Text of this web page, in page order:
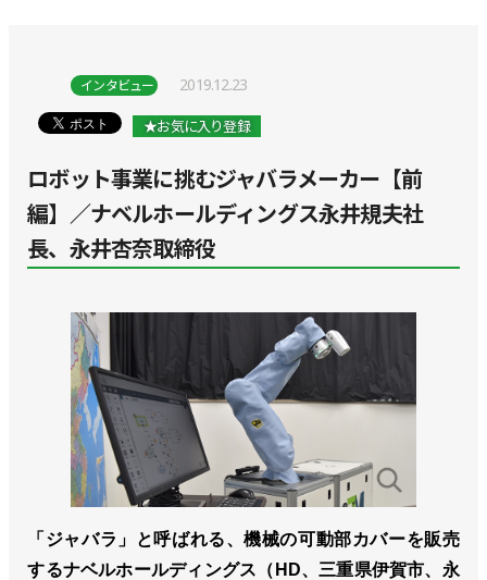
インタビュー 2019.12.23
★お気に入り登録
ロボット事業に挑むジャバラメーカー【前
編】／ナベルホールディングス永井規夫社
長、永井杏奈取締役
「ジャバラ」と呼ばれる、機械の可動部カバーを販売
するナベルホールディングス（HD、三重県伊賀市、永